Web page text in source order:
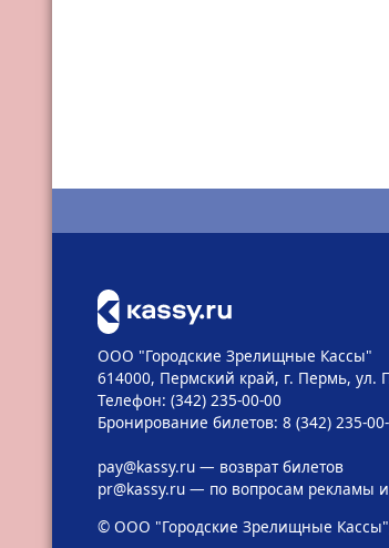
ООО "Городские Зрелищные Кассы"
614000, Пермский край, г. Пермь, ул.
Телефон: (342) 235-00-00
Бронирование билетов: 8 (342) 235-
pay@kassy.ru— возврат билетов
pr@kassy.ru— по вопросам рекламы и
© ООО "Городские Зрелищные